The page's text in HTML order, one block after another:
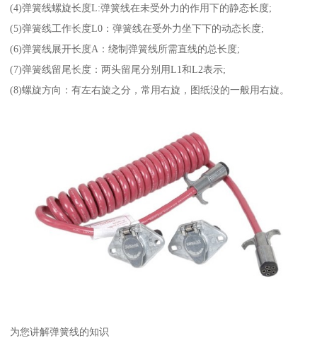
(4)弹簧线螺旋长度L:弹簧线在未受外力的作用下的静态长度;
(5)弹簧线工作长度L0：弹簧线在受外力坐下下的动态长度;
(6)弹簧线展开长度A：绕制弹簧线所需直线的总长度;
(7)弹簧线留尾长度：两头留尾分别用L1和L2表示;
(8)螺旋方向：有左右旋之分，常用右旋，图纸没的一般用右旋。
为您讲解弹簧线的知识